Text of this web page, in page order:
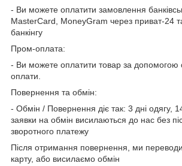
- Ви можете оплатити замовлення
MasterCard, MoneyGram через приват-24
банкінгу
Пром-оплата:
- Ви можете оплатити товар за допомогою
оплати.
Повернення та обмін:
- Обмін / Повернення діє так: 3 дні одягу,
заявки на обмін висилаються до нас без
зворотного платежу
Після отримання повернення, ми
карту, або висилаємо обмін